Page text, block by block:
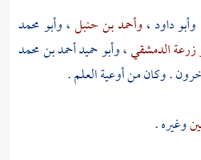
وأبو داود،وأحمد بن حنبل،وأبو محمد
زرعة الدمشقي،وأبو حميد أحمد بن محمد
. وكان من أوعية العلم .
وغيره .